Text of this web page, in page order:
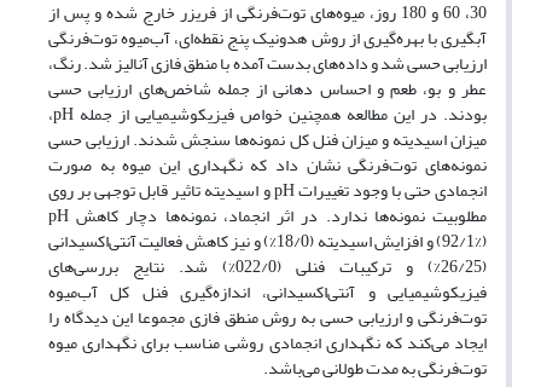
30، 60 و 180 روز، میوه‌های توت‌فرنگی از فریزر خارج شده و پس از
آبگیری با بهره‌گیری از روش هدونیک پنج نقطه‌ای، آب‌میوه توت‌فرنگی
ارزیابی حسی شد و داده‌های بدست آمده با منطق فازی آنالیز شد. رنگ،
عطر و بو، طعم و احساس دهانی از جمله شاخص‌های ارزیابی حسی
بودند. در این مطالعه همچنین خواص فیزیکوشیمیایی از جمله pH،
میزان اسیدیته و میزان فنل کل نمونه‌ها سنجش شدند. ارزیابی حسی
نمونه‌های توت‌فرنگی نشان داد که نگهداری این میوه به صورت
انجمادی حتی با وجود تغییرات pH و اسیدیته تاثیر قابل توجهی بر روی
مطلوبیت نمونه‌ها ندارد. در اثر انجماد، نمونه‌ها دچار کاهش pH
(92/1%) و افزایش اسیدیته (18/0%) و نیز کاهش فعالیت آنتی‌اکسیدانی
(26/25%) و ترکیبات فنلی (022/0%) شد. نتایج بررسی‌های
فیزیکوشیمیایی و آنتی‌اکسیدانی، اندازه‌گیری فنل کل آب‌میوه
توت‌فرنگی و ارزیابی حسی به روش منطق فازی مجموعا این دیدگاه را
ایجاد می‌کند که نگهداری انجمادی روشی مناسب برای نگهداری میوه
توت‌فرنگی به مدت طولانی می‌باشد.